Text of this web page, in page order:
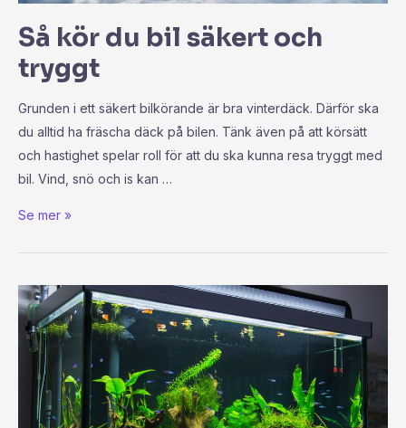
Så kör du bil säkert och
tryggt
Grunden i ett säkert bilkörande är bra vinterdäck. Därför ska
du alltid ha fräscha däck på bilen. Tänk även på att körsätt
och hastighet spelar roll för att du ska kunna resa tryggt med
bil. Vind, snö och is kan …
Se mer »